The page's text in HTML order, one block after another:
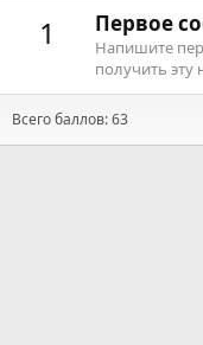
1 Первое
Напишите
получить эту
Всего баллов: 63